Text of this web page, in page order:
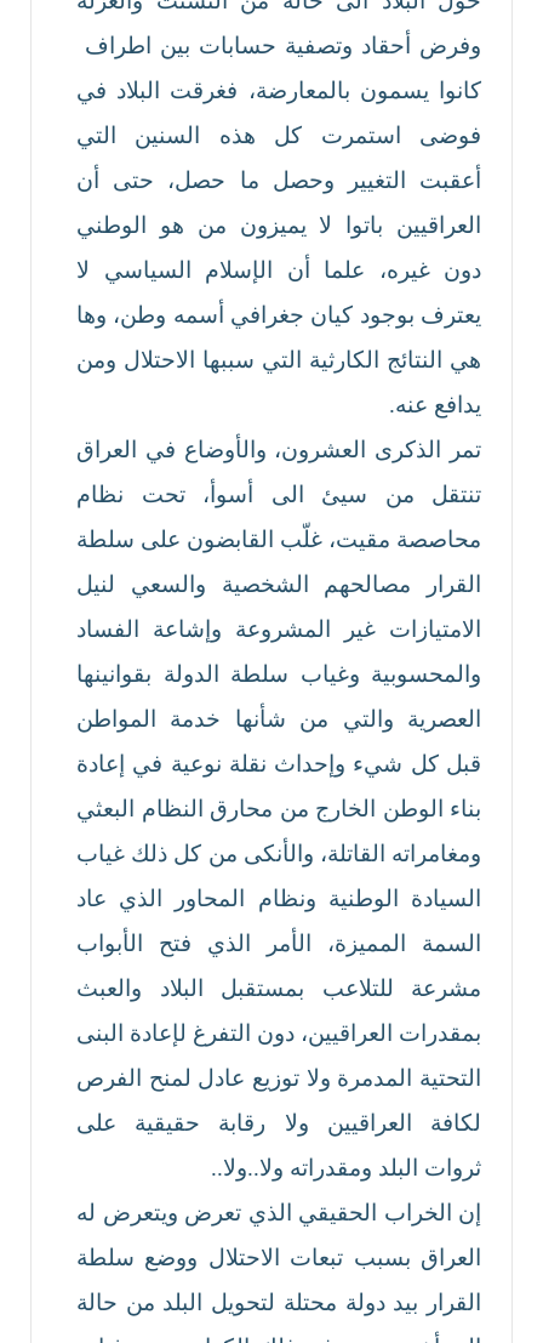
وفرض أحقاد وتصفية حسابات بين اطراف
كانوا يسمون بالمعارضة، فغرقت البلاد في
فوضى استمرت كل هذه السنين التي
أعقبت التغيير وحصل ما حصل، حتى أن
العراقيين باتوا لا يميزون من هو الوطني
دون غيره، علما أن الإسلام السياسي لا
يعترف بوجود كيان جغرافي أسمه وطن، وها
هي النتائج الكارثية التي سببها الاحتلال ومن
يدافع عنه.
تمر الذكرى العشرون، والأوضاع في العراق
تنتقل من سيئ الى أسوأ، تحت نظام
محاصصة مقيت، غلّب القابضون على سلطة
القرار مصالحهم الشخصية والسعي لنيل
الامتيازات غير المشروعة وإشاعة الفساد
والمحسوبية وغياب سلطة الدولة بقوانينها
العصرية والتي من شأنها خدمة المواطن
قبل كل شيء وإحداث نقلة نوعية في إعادة
بناء الوطن الخارج من محارق النظام البعثي
ومغامراته القاتلة، والأنكى من كل ذلك غياب
السيادة الوطنية ونظام المحاور الذي عاد
السمة المميزة، الأمر الذي فتح الأبواب
مشرعة للتلاعب بمستقبل البلاد والعبث
بمقدرات العراقيين، دون التفرغ لإعادة البنى
التحتية المدمرة ولا توزيع عادل لمنح الفرص
لكافة العراقيين ولا رقابة حقيقية على
ثروات البلد ومقدراته ولا..ولا..
إن الخراب الحقيقي الذي تعرض ويتعرض له
العراق بسبب تبعات الاحتلال ووضع سلطة
القرار بيد دولة محتلة لتحويل البلد من حالة